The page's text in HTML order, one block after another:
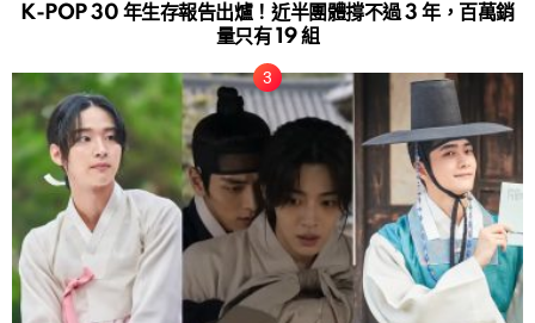
K-POP 30 年生存報告出爐！近半團體撐不過 3 年，百萬銷
量只有 19 組